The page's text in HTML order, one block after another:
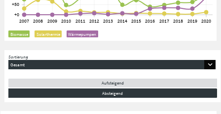
Biomasse Solarthermie Wärmepumpen
Sortierung
Gesamt
Aufsteigend
Absteigend